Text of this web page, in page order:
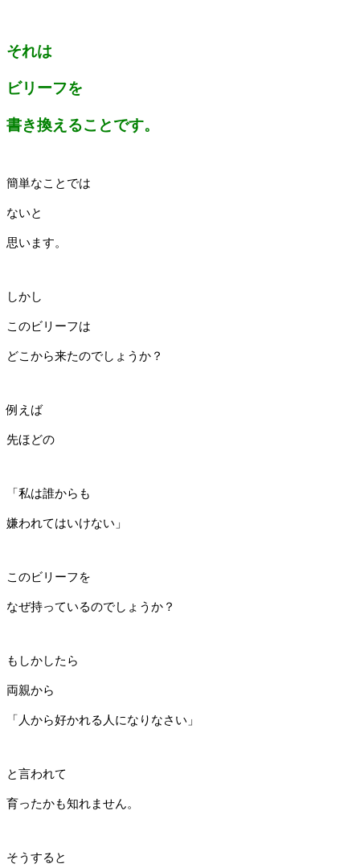
それは
ビリーフを
書き換えることです。
簡単なことでは
ないと
思います。
しかし
このビリーフは
どこから来たのでしょうか？
例えば
先ほどの
「私は誰からも
嫌われてはいけない」
このビリーフを
なぜ持っているのでしょうか？
もしかしたら
両親から
「人から好かれる人になりなさい」
と言われて
育ったかも知れません。
そうすると